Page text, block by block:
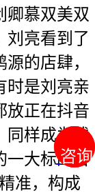
咨询
咨询
卿慕双美双
刘亮看到了
的店肆，
时是刘亮亲
放正在抖音
同样成为线
一大标的目
准，构成